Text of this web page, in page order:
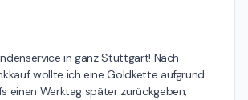
in ganz Stuttgart! Nach
wollte ich eine Goldkette aufgrund
einen Werktag später zurückgeben,